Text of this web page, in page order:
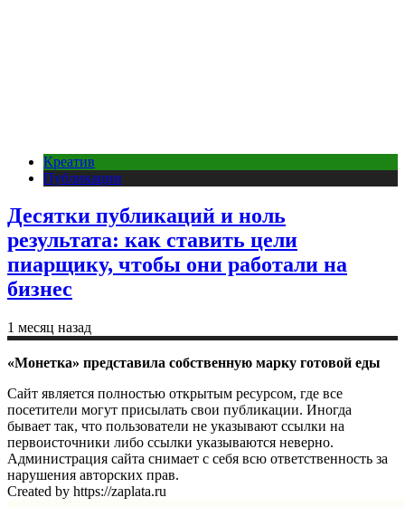
Креатив
Публикации
Десятки публикаций и ноль
результата: как ставить цели
пиарщику, чтобы они работали на
бизнес
1 месяц назад
«Монетка» представила собственную марку готовой еды
Сайт является полностью открытым ресурсом, где все
посетители могут присылать свои публикации. Иногда
бывает так, что пользователи не указывают ссылки на
первоисточники либо ссылки указываются неверно.
Администрация сайта снимает с себя всю ответственность за
нарушения авторских прав.
Created by https://zaplata.ru